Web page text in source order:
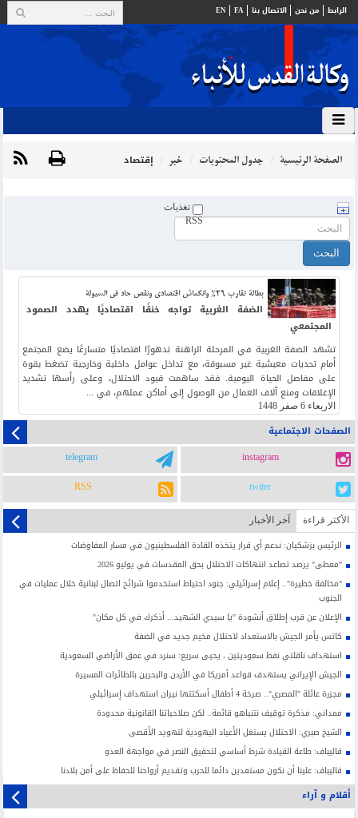
الرابط من نحن الاتصال بنا FA
EN
الصفحة الرئيسية جدول المحتويات خبر إقتصاد
تغذيات
RSS
بطالة تقارب 29% وانكماش اقتصادي ونقص حاد في السيولة
الضفة الغربية تواجه خنقًا اقتصاديًا يهدد الصمود
المجتمعي
تشهد الضفة الغربية في المرحلة الراهنة تدهورًا اقتصاديًا متسارعًا يضع المجتمع
أمام تحديات معيشية غير مسبوقة، مع تداخل عوامل داخلية وخارجية تضغط بقوة
على مفاصل الحياة اليومية. فقد ساهمت قيود الاحتلال، وعلى رأسها تشديد
الإغلاقات ومنع آلاف العمال من الوصول إلى أماكن عملهم، في ...
الاربعاء 6 صفر 1448
الصفحات الاجتماعية
instagram
telegram
twiter
RSS
الأکثر قراءة آخر الأخبار
الرئيس بزشكيان: ندعم أي قرار يتخذه القادة الفلسطينيون في مسار المفاوضات
"معطى" يرصد تصاعد انتهاكات الاحتلال بحق المقدسات في يوليو 2026
"مخالفة خطيرة".. إعلام إسرائيلي: جنود احتياط استخدموا شرائح اتصال لبنانية خلال عمليات في
الجنوب
الإعلان عن قرب إطلاق أنشودة "يا سيدي الشهيد... أذكرك في كل مكان"
كاتس يأمر الجيش بالاستعداد لاحتلال مخيم جديد في الضفة
استهداف ناقلتي نفط سعوديتين ، يحيى سريع: سنرد في عمق الأراضي السعودية
الجيش الإيراني يستهدف قواعد أمريكا في الأردن والبحرين بالطائرات المسيرة
مجزرة عائلة "المصري".. صرخة 4 أطفال أسكتتها نيران استهداف إسرائيلي
ممداني: مذكرة توقيف نتنياهو قائمة.. لكن صلاحياتنا القانونية محدودة
الشيخ صبري: الاحتلال يستغل الأعياد اليهودية لتهويد الأقصى
قاليباف: طاعة القيادة شرط أساسي لتحقيق النصر في مواجهة العدو
قاليباف: علينا أن نكون مستعدين دائما للحرب وتقديم أرواحنا للحفاظ على أمن بلادنا
أقلام و آراء